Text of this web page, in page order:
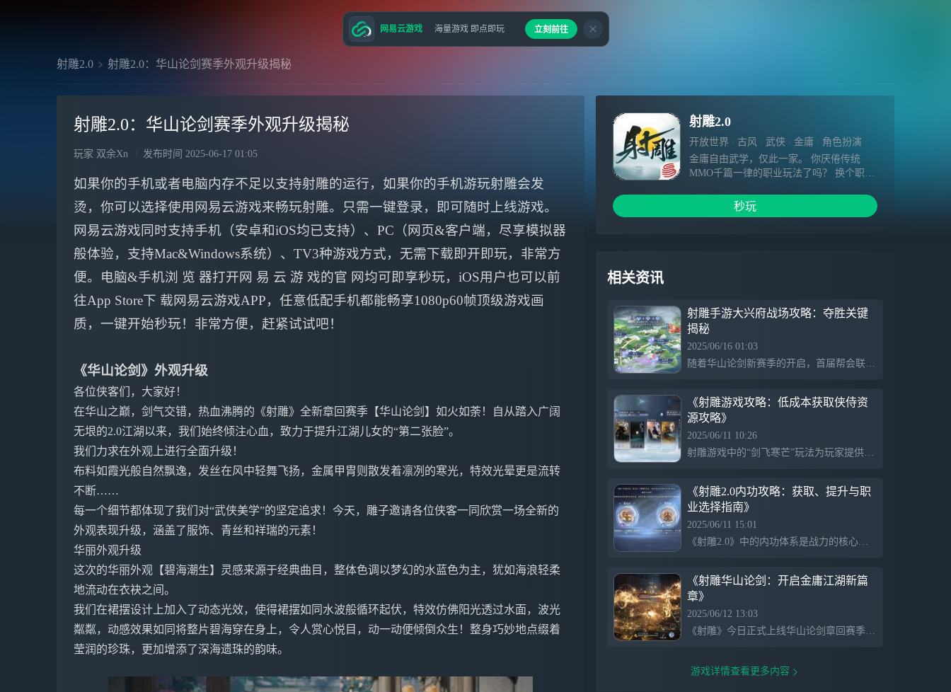
射雕2.0 射雕2.0：华山论剑赛季外观升级揭秘
射雕2.0：华山论剑赛季外观升级揭秘
玩家 双余Xn 发布时间 2025-06-17 01:05
如果你的手机或者电脑内存不足以支持射雕的运行，如果你的手机游玩射雕会发
烫，你可以选择使用网易云游戏来畅玩射雕。只需一键登录，即可随时上线游戏。
网易云游戏同时支持手机（安卓和iOS均已支持）、PC（网页&客户端，尽享模拟器
般体验，支持Mac&Windows系统）、TV3种游戏方式，无需下载即开即玩，非常方
便。电脑&手机浏 览 器打开网 易 云 游 戏的官 网均可即享秒玩，iOS用户也可以前
往App Store下 载网易云游戏APP，任意低配手机都能畅享1080p60帧顶级游戏画
质，一键开始秒玩！非常方便，赶紧试试吧！
《华山论剑》外观升级
各位侠客们，大家好！
在华山之巅，剑气交错，热血沸腾的《射雕》全新章回赛季【华山论剑】如火如荼！自从踏入广阔
无垠的2.0江湖以来，我们始终倾注心血，致力于提升江湖儿女的“第二张脸”。
我们力求在外观上进行全面升级！
布料如霞光般自然飘逸，发丝在风中轻舞飞扬，金属甲胄则散发着凛冽的寒光，特效光晕更是流转
不断……
每一个细节都体现了我们对“武侠美学”的坚定追求！今天，雕子邀请各位侠客一同欣赏一场全新的
外观表现升级，涵盖了服饰、青丝和祥瑞的元素！
华丽外观升级
这次的华丽外观【碧海潮生】灵感来源于经典曲目，整体色调以梦幻的水蓝色为主，犹如海浪轻柔
地流动在衣袂之间。
我们在裙摆设计上加入了动态光效，使得裙摆如同水波般循环起伏，特效仿佛阳光透过水面，波光
粼粼，动感效果如同将整片碧海穿在身上，令人赏心悦目，动一动便倾倒众生！整身巧妙地点缀着
莹润的珍珠，更加增添了深海遗珠的韵味。
射雕2.0
开放世界 古风 武侠 金庸
角色扮演
金庸自由武学，仅此一家。 你厌倦传统
MMO千篇一律的职业玩法了吗？ 换个职业
最优解，容易腻？ 真·自由武学，唯有《射
雕》！ 在《射雕》，学尽金庸经典武学，
秒玩
相关资讯
射雕手游大兴府战场攻略：夺胜关键
揭秘
2025/06/16 01:03
随着华山论剑新赛季的开启，首届帮会联赛即将决出最终驻地，五大驻地的归属者将参与200人规模的大兴府战场。此战场由五个帮会互相对抗，每个帮会最多40名成员参战。战场采用积分制，胜负将根据击杀和占领据点获得积分来决定。帮众需提前管理权限，并在指定时间内进入战场，利用战术和团队合作争取胜利。
《射雕游戏攻略：低成本获取侠侍资
源攻略》
2025/06/11 10:26
射雕游戏中的“剑飞寒芒”玩法为玩家提供了一种低资源投入的侠侍培养方案，帮助玩家获取“吉光片羽”和侠侍经略资源。玩家可通过副本入口进入活动，按顺序挑战关卡，携带4名侠侍协同作战。每关由3波怪物组成，通关后可获得培养资源。系统提供自动寻路功能，简化了查找流程，提升游戏体验。
《射雕2.0内功攻略：获取、提升与职
业选择指南》
2025/06/11 15:01
《射雕2.0》中的内功体系是战力的核心，分为门派功法和江湖功法，门派功法包括基础和进阶功法，获取途径有门派活动和藏经阁等；江湖功法则多样化获取，如藏经阁、交易行等。选择内功时应根据职业定位，护手职业推荐擒龙功和降龙心经，不适合使用防御向功法。
《射雕华山论剑：开启金庸江湖新篇
章》
2025/06/12 13:03
《射雕》今日正式上线华山论剑章回赛季，玩家将踏上充满豪情的江湖旅程。首席体验官李乃文加入南帝北丐服务器，带领玩家探索武学境界。游戏以“自由武学”为核心，重现金庸笔下的招式，允许玩家打破门派限制，自由练功与出招。玩家将在华山论剑中与经典角色共同挑战敌手，书写自己的江湖传说。
游戏详情查看更多内容
网易云游戏 海量游戏 即点即玩 立刻前往